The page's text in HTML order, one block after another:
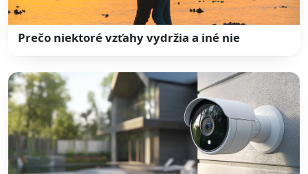
Prečo niektoré vzťahy vydržia a iné nie